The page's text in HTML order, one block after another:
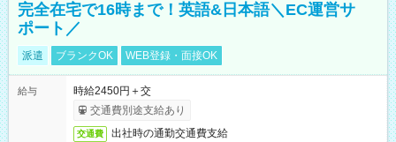
完全在宅で16時まで！英語&日本語＼EC運営サ
ポート／
派遣 ブランクOK WEB登録・面接OK
給与
時給2450円＋交
交通費別途支給あり
交通費 出社時の通勤交通費支給